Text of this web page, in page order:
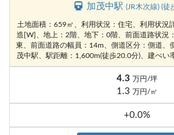
加茂中駅 (JR木次線) (徒
土地面積：659㎡、利用状況：住宅、利用状況
造[W]、地上：2階、地下：0階、前面道路状況
東、前面道路の幅員：14m、側道区分：側道、
茂中駅、駅距離：1,600m(徒歩20.0分)、建ぺい
4.3 万円/坪
1.3 万円/㎡
+0.0%